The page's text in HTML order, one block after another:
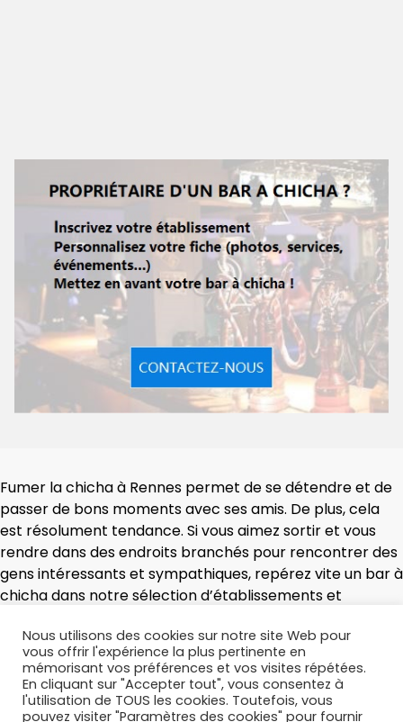
Fumer la chicha à Rennes permet de se détendre et de
passer de bons moments avec ses amis. De plus, cela
est résolument tendance. Si vous aimez sortir et vous
rendre dans des endroits branchés pour rencontrer des
gens intéressants et sympathiques, repérez vite un bar à
chicha dans notre sélection d’établissements et
Nous utilisons des cookies sur notre site Web pour
vous offrir l'expérience la plus pertinente en
mémorisant vos préférences et vos visites répétées.
En cliquant sur "Accepter tout", vous consentez à
l'utilisation de TOUS les cookies. Toutefois, vous
pouvez visiter "Paramètres des cookies" pour fournir